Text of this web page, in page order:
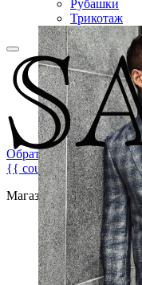
Обратная связь
{{ count }}
Магазин брендовой
Рубашки
Трикотаж